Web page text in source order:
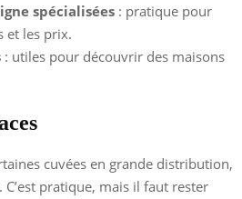
spécialisées : pratique pour
et les prix.
: utiles pour découvrir des maisons
cuvées en grande distribution,
pratique, mais il faut rester